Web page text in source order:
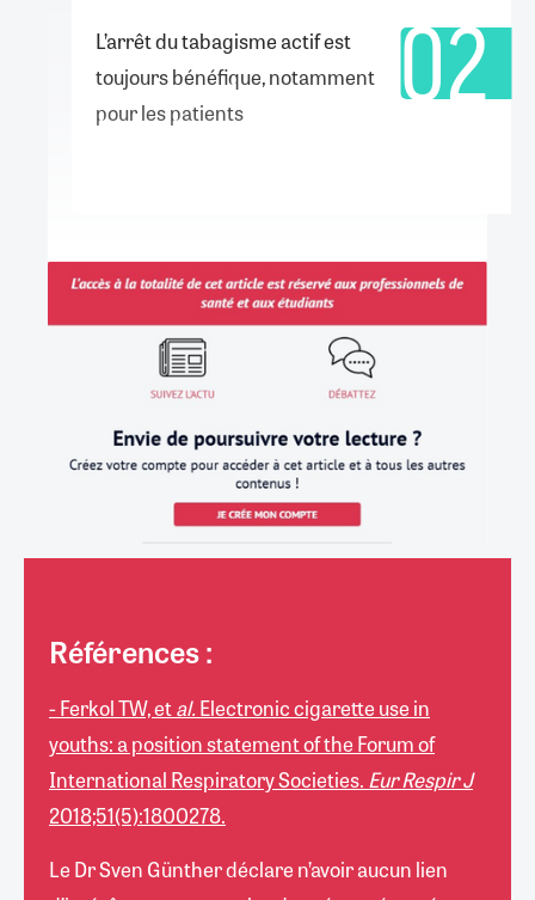
02
L’arrêt du tabagisme actif est
toujours bénéfique, notamment
pour les patients
Références :
- Ferkol TW, etal.Electronic cigarette use in
youths: a position statement of the Forum of
International Respiratory Societies. Eur Respir J
2018;51(5):1800278.
Le Dr Sven Günther déclare n’avoir aucun lien